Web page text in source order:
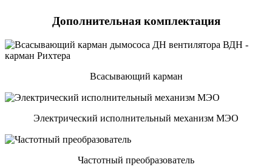
Дополнительная комплектация
Всасывающий карман
Электрический исполнительный механизм МЭО
Частотный преобразователь